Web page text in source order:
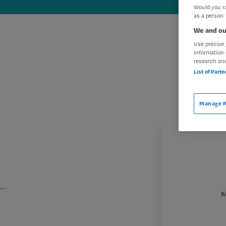
…
Would you
as a person
We and
Use
information
research
List of
Manage